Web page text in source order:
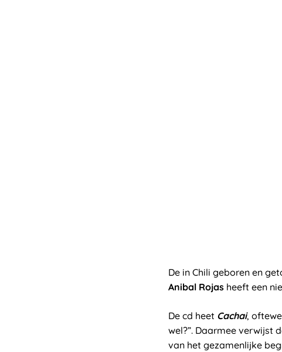
De in Chili geboren en
Anibal Rojas heeft een
De cd heet Cachai,
wel?”. Daarmee verwijst
van het gezamenlijke